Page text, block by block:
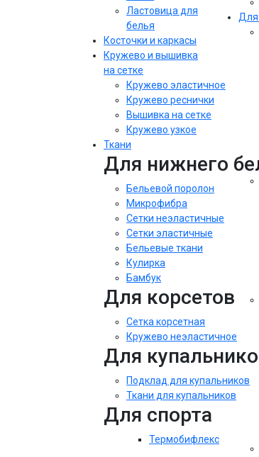
Ластовица для
белья
Косточки и каркасы
Кружево и вышивка
на сетке
Кружево эластичное
Кружево реснички
Вышивка на сетке
Кружево узкое
Ткани
Для нижнего
Бельевой поролон
Микрофибра
Сетки неэластичные
Сетки эластичные
Бельевые ткани
Кулирка
Бамбук
Для корсетов
Сетка корсетная
Кружево неэластичное
Для
Подклад для купальников
Ткани для купальников
Для спорта
Термобифлекс
Для